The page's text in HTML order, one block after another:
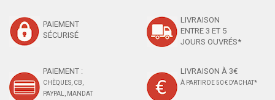
PAIEMENT
SÉCURISÉ
LIVRAISON
ENTRE 3 ET 5
JOURS OUVRÉS*
PAIEMENT :
CHÈQUES, CB,
PAYPAL, MANDAT
LIVRAISON À 3€
À PARTIR DE 50 € D'ACHAT*